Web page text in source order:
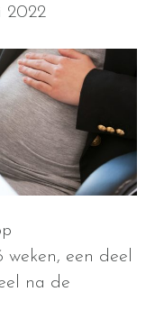
2022
weken, een deel
na de